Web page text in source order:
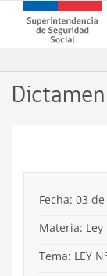
contenido
de
-
Fecha: 03
Materia: Ley
Tema: LEY